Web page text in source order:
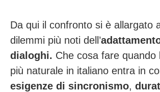
Da qui il confronto si è allargato
dilemmi più noti dell’
dialoghi. Che cosa fare quando
più naturale in italiano entra in
esigenze di sincronismo,